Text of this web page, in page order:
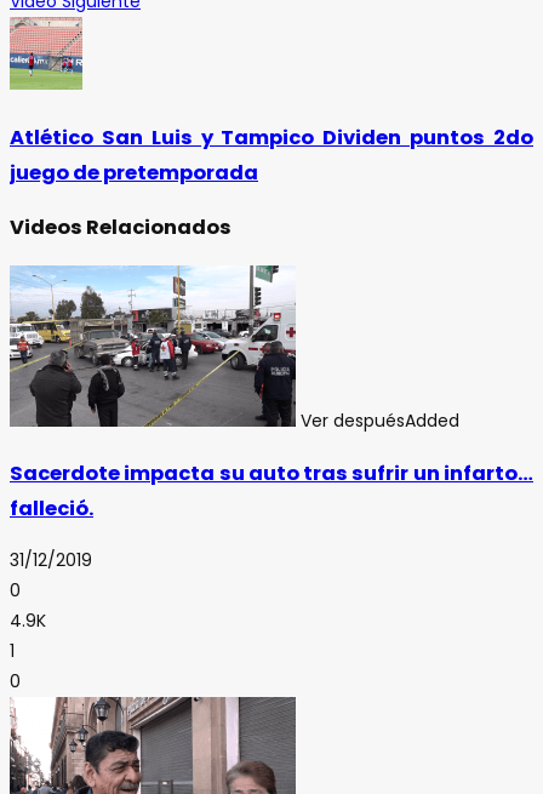
Atlético San Luis y Tampico Dividen puntos 2do
juego de pretemporada
Videos Relacionados
Ver despuésAdded
Sacerdote impacta su auto tras sufrir un infarto…
falleció.
31/12/2019
0
4.9K
1
0